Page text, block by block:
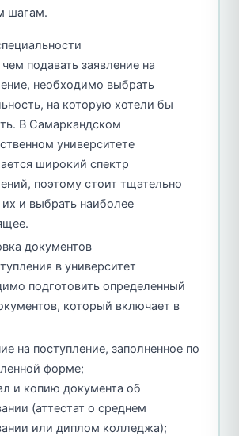
шагам.
подавать заявление на
необходимо выбрать
на которую хотели бы
В Самаркандском
университете
широкий спектр
поэтому стоит тщательно
их и выбрать наиболее
документов
в университет
подготовить определенный
который включает в
на поступление, заполненное по
форме;
и копию документа об
(аттестат о среднем
или диплом колледжа);